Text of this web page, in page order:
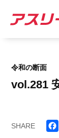
令和の断面
vol.281
SHARE